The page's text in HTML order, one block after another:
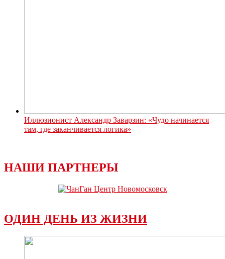
Иллюзионист Александр Заварзин: «Чудо начинается
там, где заканчивается логика»
НАШИ ПАРТНЕРЫ
ОДИН ДЕНЬ ИЗ ЖИЗНИ